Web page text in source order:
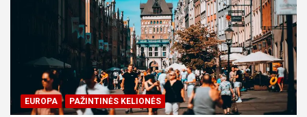
EUROPA PAŽINTINĖS KELIONĖS